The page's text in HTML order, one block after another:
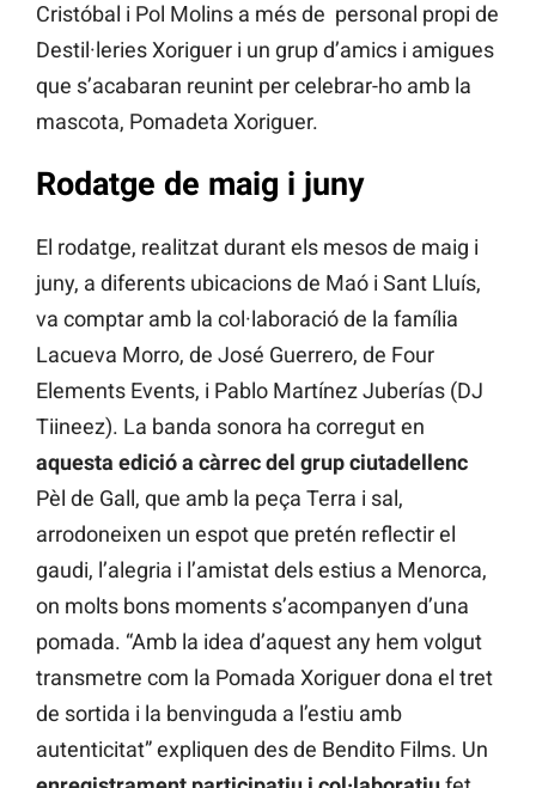
Cristóbal i Pol Molins a més de personal propi de
Destil·leries Xoriguer i un grup d’amics i amigues
que s’acabaran reunint per celebrar-ho amb la
mascota, Pomadeta Xoriguer.
Rodatge de maig i juny
El rodatge, realitzat durant els mesos de maig i
juny, a diferents ubicacions de Maó i Sant Lluís,
va comptar amb la col·laboració de la família
Lacueva Morro, de José Guerrero, de Four
Elements Events, i Pablo Martínez Juberías (DJ
Tiineez). La banda sonora ha corregut en
aquesta edició a càrrec del grup ciutadellenc
Pèl de Gall, que amb la peça Terra i sal,
arrodoneixen un espot que pretén reflectir el
gaudi, l’alegria i l’amistat dels estius a Menorca,
on molts bons moments s’acompanyen d’una
pomada. “Amb la idea d’aquest any hem volgut
transmetre com la Pomada Xoriguer dona el tret
de sortida i la benvinguda a l’estiu amb
autenticitat” expliquen des de Bendito Films. Un